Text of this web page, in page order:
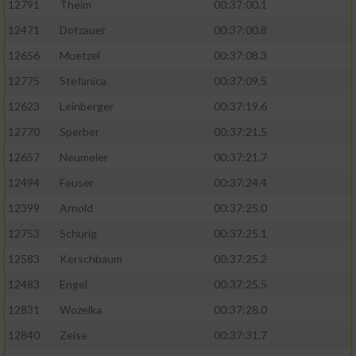
12791 Theim
00:37:00.1
12471
Dotzauer
00:37:00.8
12656
Muetzel
00:37:08.3
12775
Stefanica
00:37:09.5
12623
Leinberger
00:37:19.6
12770
Sperber
00:37:21.5
12657
Neumeier
00:37:21.7
12494
Feuser
00:37:24.4
12399
Arnold
00:37:25.0
12753
Schurig
00:37:25.1
12583
Kerschbaum
00:37:25.2
12483
Engel
00:37:25.5
12831
Wozelka
00:37:28.0
12840
Zeise
00:37:31.7